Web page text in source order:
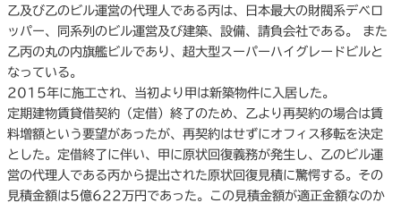
乙及び乙のビル運営の代理人である丙は、日本最大の財閥系デベロ
ッパー、同系列のビル運営及び建築、設備、請負会社である。 また
乙丙の丸の内旗艦ビルであり、超大型スーパーハイグレードビルと
なっている。
2015年に施工され、当初より甲は新築物件に入居した。
定期建物賃貸借契約（定借）終了のため、乙より再契約の場合は賃
料増額という要望があったが、再契約はせずにオフィス移転を決定
とした。定借終了に伴い、甲に原状回復義務が発生し、乙のビル運
営の代理人である丙から提出された原状回復見積に驚愕する。その
見積金額は5億622万円であった。この見積金額が適正金額なのか